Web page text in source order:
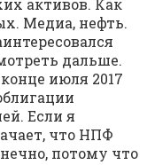
Медиа, нефть.
дальше.
июля 2017
Если я
что НПФ
потому что